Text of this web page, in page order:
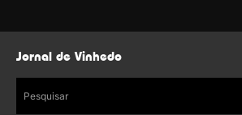
Jornal de Vinhedo
Pesquisar